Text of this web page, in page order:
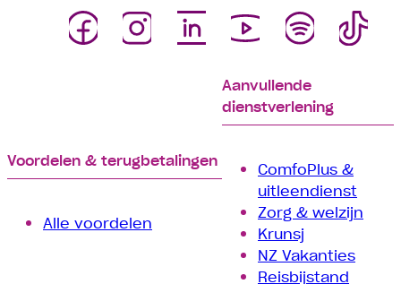
Voordelen & terugbetalingen
Alle voordelen
Aanvullende
dienstverlening
ComfoPlus &
uitleendienst
Zorg & welzijn
Krunsj
NZ Vakanties
Reisbijstand